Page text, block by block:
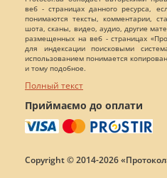
веб - страницах данного ресурса,
понимаются тексты, комментарии,
шота, сканы, видео, аудио, другие
размещенных на веб - страницах
для индексации поисковыми
использованием понимается
и тому подобное.
Полный текст
Приймаємо до оплати
Copyright © 2014-2026